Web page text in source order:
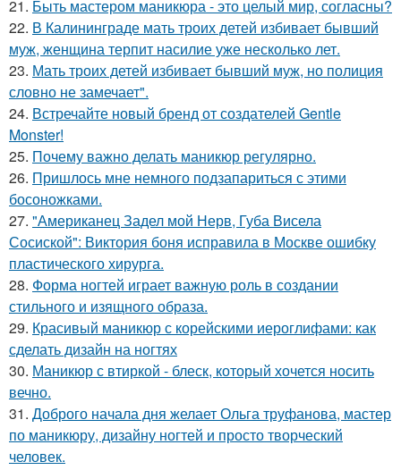
21. Быть мастером маникюра - это целый мир, согласны?
22. В Калининграде мать троих детей избивает бывший
муж, женщина терпит насилие уже несколько лет.
23. Мать троих детей избивает бывший муж, но полиция
словно не замечает".
24. Встречайте новый бренд от создателей Gentle
Monster!
25. Почему важно делать маникюр регулярно.
26. Пришлось мне немного подзапариться с этими
босоножками.
27. "Американец Задел мой Нерв, Губа Висела
Сосиской": Виктория боня исправила в Москве ошибку
пластического хирурга.
28. Форма ногтей играет важную роль в создании
стильного и изящного образа.
29. Красивый маникюр с корейскими иероглифами: как
сделать дизайн на ногтях
30. Маникюр с втиркой - блеск, который хочется носить
вечно.
31. Доброго начала дня желает Ольга труфанова, мастер
по маникюру, дизайну ногтей и просто творческий
человек.